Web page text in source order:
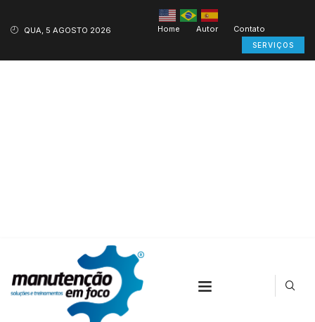
QUA, 5 AGOSTO 2026 Home Autor Contato
SERVIÇOS